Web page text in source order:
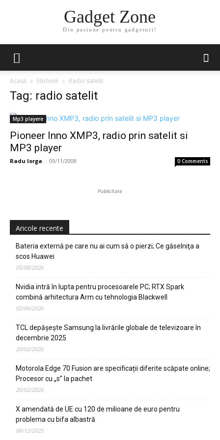
Gadget Zone
Din pasiune pentru gadgeturi!
Acasă Etichete Radio satelit
Tag: radio satelit
Mp3 playere
Pioneer Inno XMP3, radio prin satelit si
MP3 player
Radu Iorga - 09/11/2008 0 Comments
Publicitate
Aricole recente
Bateria externă pe care nu ai cum să o pierzi; Ce găselniţa a
scos Huawei
05/08/2026
Nvidia intră în lupta pentru procesoarele PC; RTX Spark
combină arhitectura Arm cu tehnologia Blackwell
02/06/2026
TCL depășește Samsung la livrările globale de televizoare în
decembrie 2025
20/02/2026
Motorola Edge 70 Fusion are specificații diferite scăpate online;
Procesor cu „s” la pachet
20/02/2026
X amendată de UE cu 120 de milioane de euro pentru
problema cu bifa albastră
06/12/2025